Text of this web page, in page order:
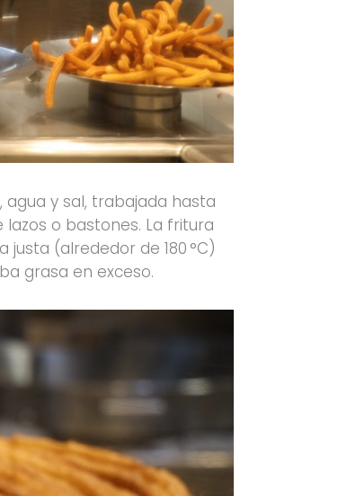
y sal, trabajada hasta
o bastones. La fritura
(alrededor de 180 °C)
grasa en exceso.